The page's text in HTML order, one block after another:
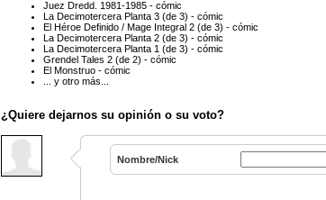
Juez Dredd. 1981-1985 - cómic
La Decimotercera Planta 3 (de 3) - cómic
El Héroe Definido / Mage Integral 2 (de 3) - cómic
La Decimotercera Planta 2 (de 3) - cómic
La Decimotercera Planta 1 (de 3) - cómic
Grendel Tales 2 (de 2) - cómic
El Monstruo - cómic
... y otro más...
¿Quiere dejarnos su opinión o su voto?
Nombre/Nick